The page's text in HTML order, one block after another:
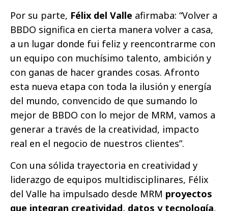
Por su parte, Félix del Valle afirmaba: “Volver a
BBDO significa en cierta manera volver a casa,
a un lugar donde fui feliz y reencontrarme con
un equipo con muchísimo talento, ambición y
con ganas de hacer grandes cosas. Afronto
esta nueva etapa con toda la ilusión y energía
del mundo, convencido de que sumando lo
mejor de BBDO con lo mejor de MRM, vamos a
generar a través de la creatividad, impacto
real en el negocio de nuestros clientes”.
Con una sólida trayectoria en creatividad y
liderazgo de equipos multidisciplinares, Félix
del Valle ha impulsado desde MRM proyectos
que integran creatividad, datos y tecnología,